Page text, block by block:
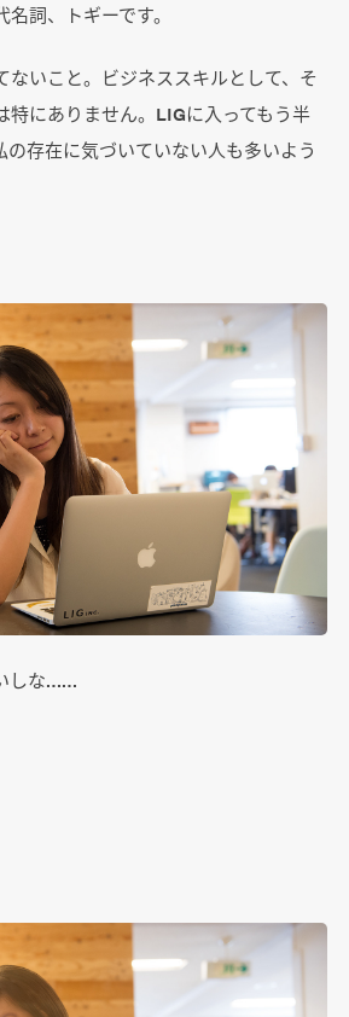
詞、トギーです。
ないこと。ビジネススキルとして、そ
特にありません。LIGに入ってもう半
の存在に気づいていない人も多いよう
しな……